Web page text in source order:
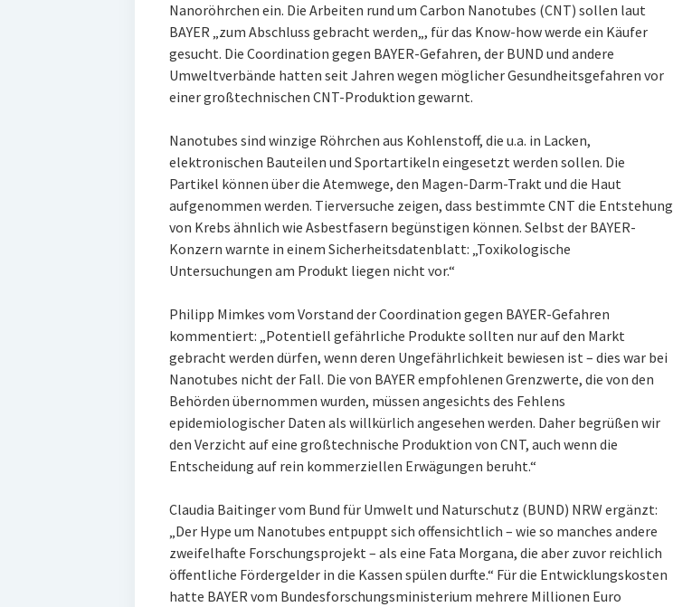
Nanoröhrchen ein. Die Arbeiten rund um Carbon Nanotubes (CNT) sollen laut
BAYER „zum Abschluss gebracht werden„, für das Know-how werde ein Käufer
gesucht. Die Coordination gegen BAYER-Gefahren, der BUND und andere
Umweltverbände hatten seit Jahren wegen möglicher Gesundheitsgefahren vor
einer großtechnischen CNT-Produktion gewarnt.
Nanotubes sind winzige Röhrchen aus Kohlenstoff, die u.a. in Lacken,
elektronischen Bauteilen und Sportartikeln eingesetzt werden sollen. Die
Partikel können über die Atemwege, den Magen-Darm-Trakt und die Haut
aufgenommen werden. Tierversuche zeigen, dass bestimmte CNT die Entstehung
von Krebs ähnlich wie Asbestfasern begünstigen können. Selbst der BAYER-
Konzern warnte in einem Sicherheitsdatenblatt: „Toxikologische
Untersuchungen am Produkt liegen nicht vor.“
Philipp Mimkes vom Vorstand der Coordination gegen BAYER-Gefahren
kommentiert: „Potentiell gefährliche Produkte sollten nur auf den Markt
gebracht werden dürfen, wenn deren Ungefährlichkeit bewiesen ist – dies war bei
Nanotubes nicht der Fall. Die von BAYER empfohlenen Grenzwerte, die von den
Behörden übernommen wurden, müssen angesichts des Fehlens
epidemiologischer Daten als willkürlich angesehen werden. Daher begrüßen wir
den Verzicht auf eine großtechnische Produktion von CNT, auch wenn die
Entscheidung auf rein kommerziellen Erwägungen beruht.“
Claudia Baitinger vom Bund für Umwelt und Naturschutz (BUND) NRW ergänzt:
„Der Hype um Nanotubes entpuppt sich offensichtlich – wie so manches andere
zweifelhafte Forschungsprojekt – als eine Fata Morgana, die aber zuvor reichlich
öffentliche Fördergelder in die Kassen spülen durfte.“ Für die Entwicklungskosten
hatte BAYER vom Bundesforschungsministerium mehrere Millionen Euro